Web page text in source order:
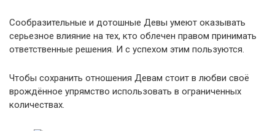
Сообразительные и дотошные Девы умеют оказывать
серьезное влияние на тех, кто облечен правом принимать
ответственные решения. И с успехом этим пользуются.
Чтобы сохранить отношения Девам стоит в любви своё
врождённое упрямство использовать в ограниченных
количествах.